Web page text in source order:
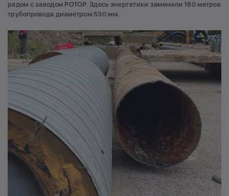
рядом с заводом РОТОР. Здесь энергетики заменили 180 метров
трубопровода диаметром 530 мм.